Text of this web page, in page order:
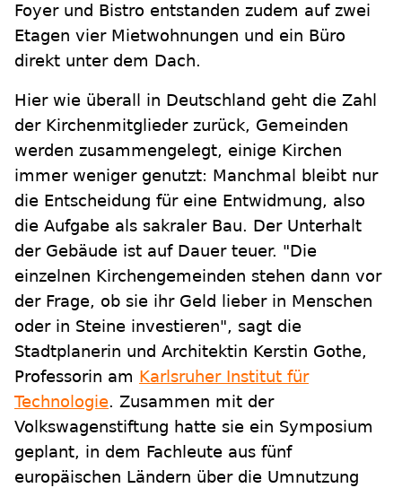
Foyer und Bistro entstanden zudem auf zwei
Etagen vier Mietwohnungen und ein Büro
direkt unter dem Dach.
Hier wie überall in Deutschland geht die Zahl
der Kirchenmitglieder zurück, Gemeinden
werden zusammengelegt, einige Kirchen
immer weniger genutzt: Manchmal bleibt nur
die Entscheidung für eine Entwidmung, also
die Aufgabe als sakraler Bau. Der Unterhalt
der Gebäude ist auf Dauer teuer. "Die
einzelnen Kirchengemeinden stehen dann vor
der Frage, ob sie ihr Geld lieber in Menschen
oder in Steine investieren", sagt die
Stadtplanerin und Architektin Kerstin Gothe,
Professorin am Karlsruher Institut für
Technologie. Zusammen mit der
Volkswagenstiftung hatte sie ein Symposium
geplant, in dem Fachleute aus fünf
europäischen Ländern über die Umnutzung